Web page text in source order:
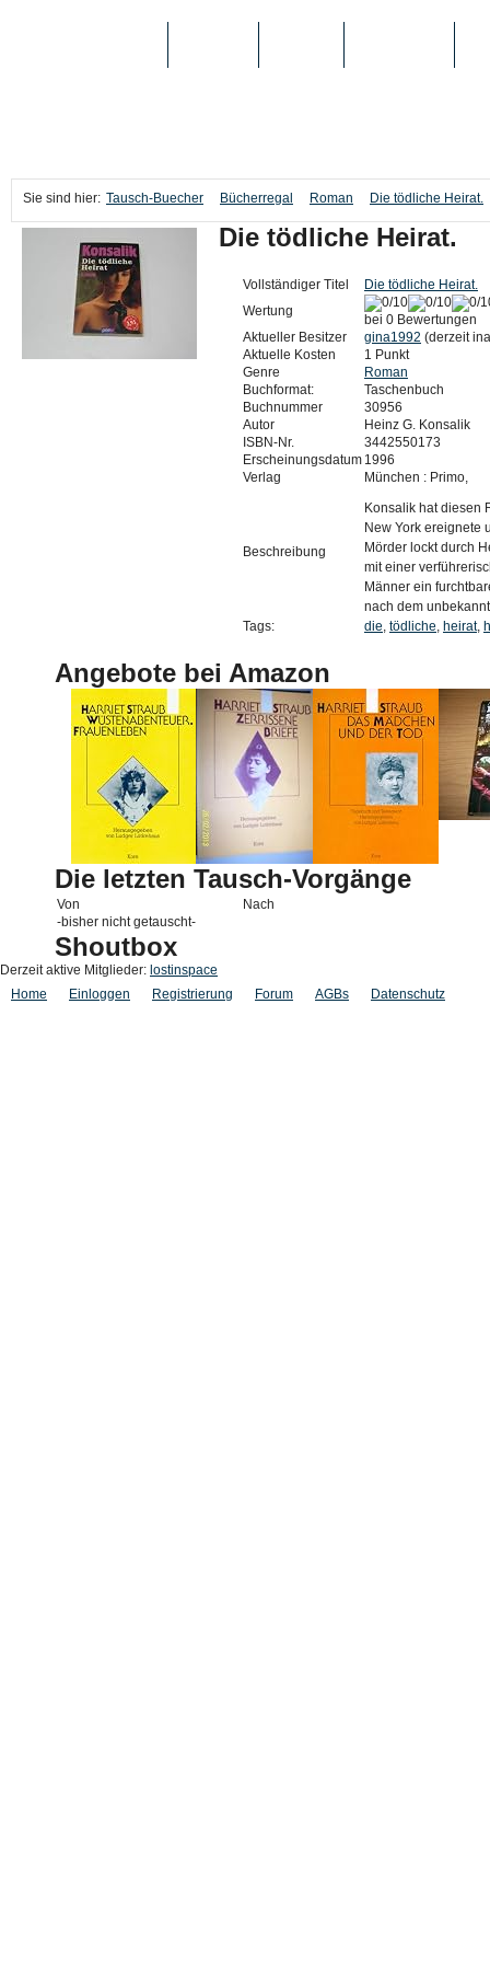
Sie sind hier: Tausch-Buecher Bücherregal Roman Die tödliche Heirat.
Die tödliche Heirat.
Vollständiger Titel
Die tödliche Heirat.
Wertung
bei 0 Bewertungen
Aktueller Besitzer
gina1992 (derzeit
Aktuelle Kosten
1 Punkt
Genre
Roman
Buchformat:
Taschenbuch
Buchnummer
30956
Autor
Heinz G. Konsalik
ISBN-Nr.
3442550173
Erscheinungsdatum 1996
Verlag
München : Primo,
Beschreibung
Konsalik hat diesen
New York ereignete
Mörder lockt durch
mit einer
Männer ein
nach dem
Tags:
die, tödliche, heirat,
Angebote bei Amazon
Die letzten Tausch-Vorgänge
Von
Nach
-bisher nicht getauscht-
Shoutbox
Derzeit aktive Mitglieder: lostinspace
Home
Einloggen Registrierung Forum AGBs Datenschutz